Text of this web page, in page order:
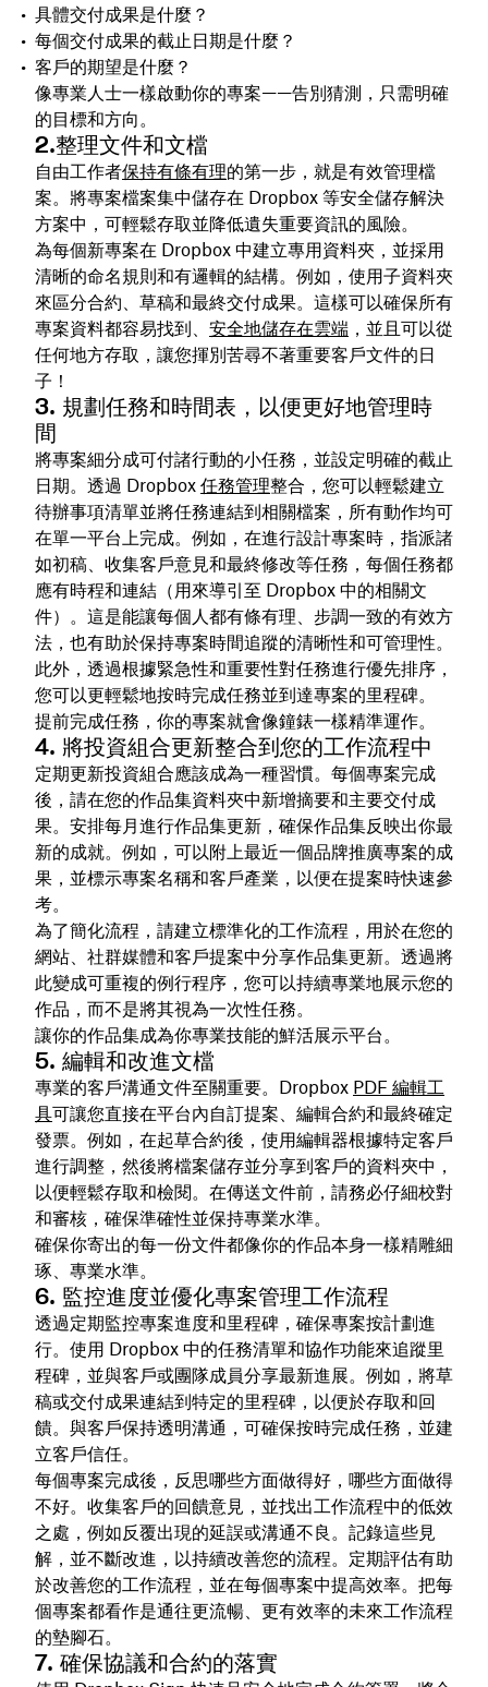
具體交付成果是什麼？
每個交付成果的截止日期是什麼？
客戶的期望是什麼？
像專業人士一樣啟動你的專案——告別猜測，只需明確
的目標和方向。
2.整理文件和文檔
自由工作者保持有條有理的第一步，就是有效管理檔
案。將專案檔案集中儲存在 Dropbox 等安全儲存解決
方案中，可輕鬆存取並降低遺失重要資訊的風險。
為每個新專案在 Dropbox 中建立專用資料夾，並採用
清晰的命名規則和有邏輯的結構。例如，使用子資料夾
來區分合約、草稿和最終交付成果。這樣可以確保所有
專案資料都容易找到、 安全地儲存在雲端 ，並且可以從
任何地方存取，讓您揮別苦尋不著重要客戶文件的日
子！
3. 規劃任務和時間表，以便更好地管理時
間
將專案細分成可付諸行動的小任務，並設定明確的截止
日期。透過 Dropbox 任務管理整合，您可以輕鬆建立
待辦事項清單並將任務連結到相關檔案，所有動作均可
在單一平台上完成。例如，在進行設計專案時，指派諸
如初稿、收集客戶意見和最終修改等任務，每個任務都
應有時程和連結（用來導引至 Dropbox 中的相關文
件）。這是能讓每個人都有條有理、步調一致的有效方
法，也有助於保持專案時間追蹤的清晰性和可管理性。
此外，透過根據緊急性和重要性對任務進行優先排序，
您可以更輕鬆地按時完成任務並到達專案的里程碑。
提前完成任務，你的專案就會像鐘錶一樣精準運作。
4. 將投資組合更新整合到您的工作流程中
定期更新投資組合應該成為一種習慣。每個專案完成
後，請在您的作品集資料夾中新增摘要和主要交付成
果。安排每月進行作品集更新，確保作品集反映出你最
新的成就。例如，可以附上最近一個品牌推廣專案的成
果，並標示專案名稱和客戶產業，以便在提案時快速參
考。
為了簡化流程，請建立標準化的工作流程，用於在您的
網站、社群媒體和客戶提案中分享作品集更新。透過將
此變成可重複的例行程序，您可以持續專業地展示您的
作品，而不是將其視為一次性任務。
讓你的作品集成為你專業技能的鮮活展示平台。
5. 編輯和改進文檔
專業的客戶溝通文件至關重要。Dropbox PDF 編輯工
具可讓您直接在平台內自訂提案、編輯合約和最終確定
發票。例如，在起草合約後，使用編輯器根據特定客戶
進行調整，然後將檔案儲存並分享到客戶的資料夾中，
以便輕鬆存取和檢閱。在傳送文件前，請務必仔細校對
和審核，確保準確性並保持專業水準。
確保你寄出的每一份文件都像你的作品本身一樣精雕細
琢、專業水準。
6. 監控進度並優化專案管理工作流程
透過定期監控專案進度和里程碑，確保專案按計劃進
行。使用 Dropbox 中的任務清單和協作功能來追蹤里
程碑，並與客戶或團隊成員分享最新進展。例如，將草
稿或交付成果連結到特定的里程碑，以便於存取和回
饋。與客戶保持透明溝通，可確保按時完成任務，並建
立客戶信任。
每個專案完成後，反思哪些方面做得好，哪些方面做得
不好。收集客戶的回饋意見，並找出工作流程中的低效
之處，例如反覆出現的延誤或溝通不良。記錄這些見
解，並不斷改進，以持續改善您的流程。定期評估有助
於改善您的工作流程，並在每個專案中提高效率。把每
個專案都看作是通往更流暢、更有效率的未來工作流程
的墊腳石。
7. 確保協議和合約的落實